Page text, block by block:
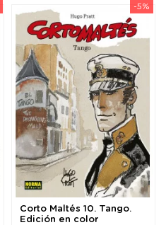
-5%
Corto Maltés 10. Tango.
Edición en color